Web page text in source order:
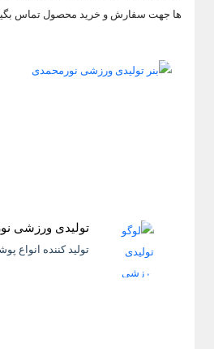
ها جهت سفارش و خرید محصول تماس
تولیدی ورزشی
تولید کننده انواع